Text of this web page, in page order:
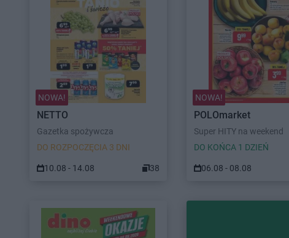
NOWA!
NETTO
Gazetka spożywcza
DO ROZPOCZĘCIA 3 DNI
10.08 - 14.08 38
NOWA!
POLOmarket
Super HITY na weekend
DO KOŃCA 1 DZIEŃ
06.08 - 08.08